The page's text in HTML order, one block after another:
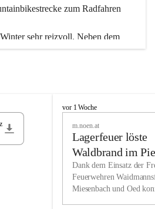
zum Radfahren
sehr reizvoll. Neben dem
auf dem nahe gelegenen Unterberg
die zum Schifahren oder
Kulturvereine.
dass Sie in Miesenbach sowie
Gaststätten und urigen
als lebens- und liebenswerten Ort.
werden ebenso groß geschrieben
M
h
vor 1 Woche
m.noen.at
Lagerfeuer löste
Waldbrand im
aus
Dank dem Einsatz der
Feuerwehren
Miesenbach und Oed